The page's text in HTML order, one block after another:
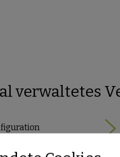
verwaltetes